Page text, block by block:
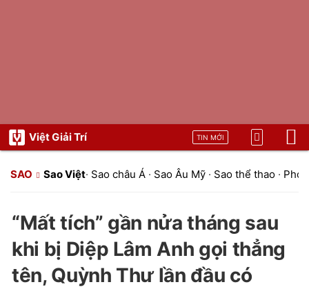
Việt Giải Trí TIN MỚI
SAO Sao Việt· Sao châu Á · Sao Âu Mỹ · Sao thể thao ·
“Mất tích” gần nửa tháng sau
khi bị Diệp Lâm Anh gọi thẳng
tên, Quỳnh Thư lần đầu có